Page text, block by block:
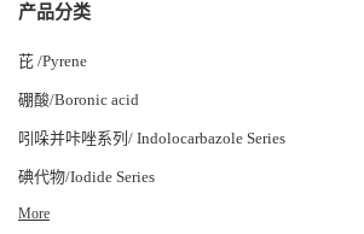
产品分类
芘 /Pyrene
硼酸/Boronic acid
吲哚并咔唑系列/ Indolocarbazole Series
碘代物/Iodide Series
More